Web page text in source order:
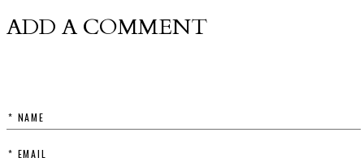
ADD A COMMENT